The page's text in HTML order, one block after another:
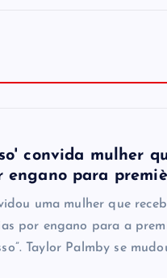
convida mulher
engano para
uma mulher que
por engano para a
Taylor Palmby se